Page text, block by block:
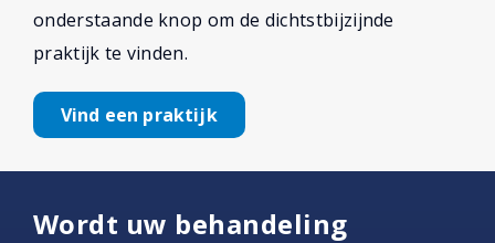
onderstaande knop om de dichtstbijzijnde
praktijk te vinden.
Vind een praktijk
Wordt uw behandeling